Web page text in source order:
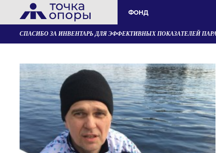
ФОНД
СПАСИБО ЗА ИНВЕНТАРЬ ДЛЯ ЭФФЕКТИВНЫХ ПОКАЗАТЕЛЕЙ